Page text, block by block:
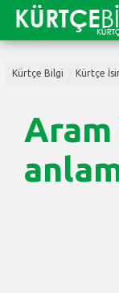
Kürtçe Bilgi Kürtçe